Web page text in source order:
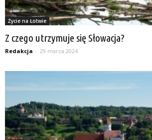
Życie na Łotwie
Z czego utrzymuje się Słowacja?
Redakcja - 29 marca 2024